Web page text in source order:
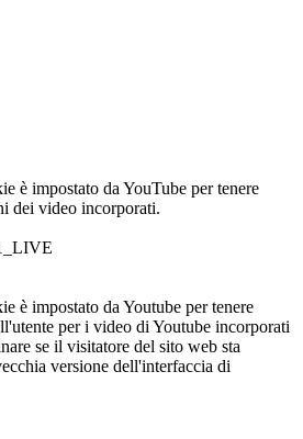
è impostato da YouTube per tenere
dei video incorporati.
è impostato da Youtube per tenere
per i video di Youtube incorporati
se il visitatore del sito web sta
versione dell'interfaccia di